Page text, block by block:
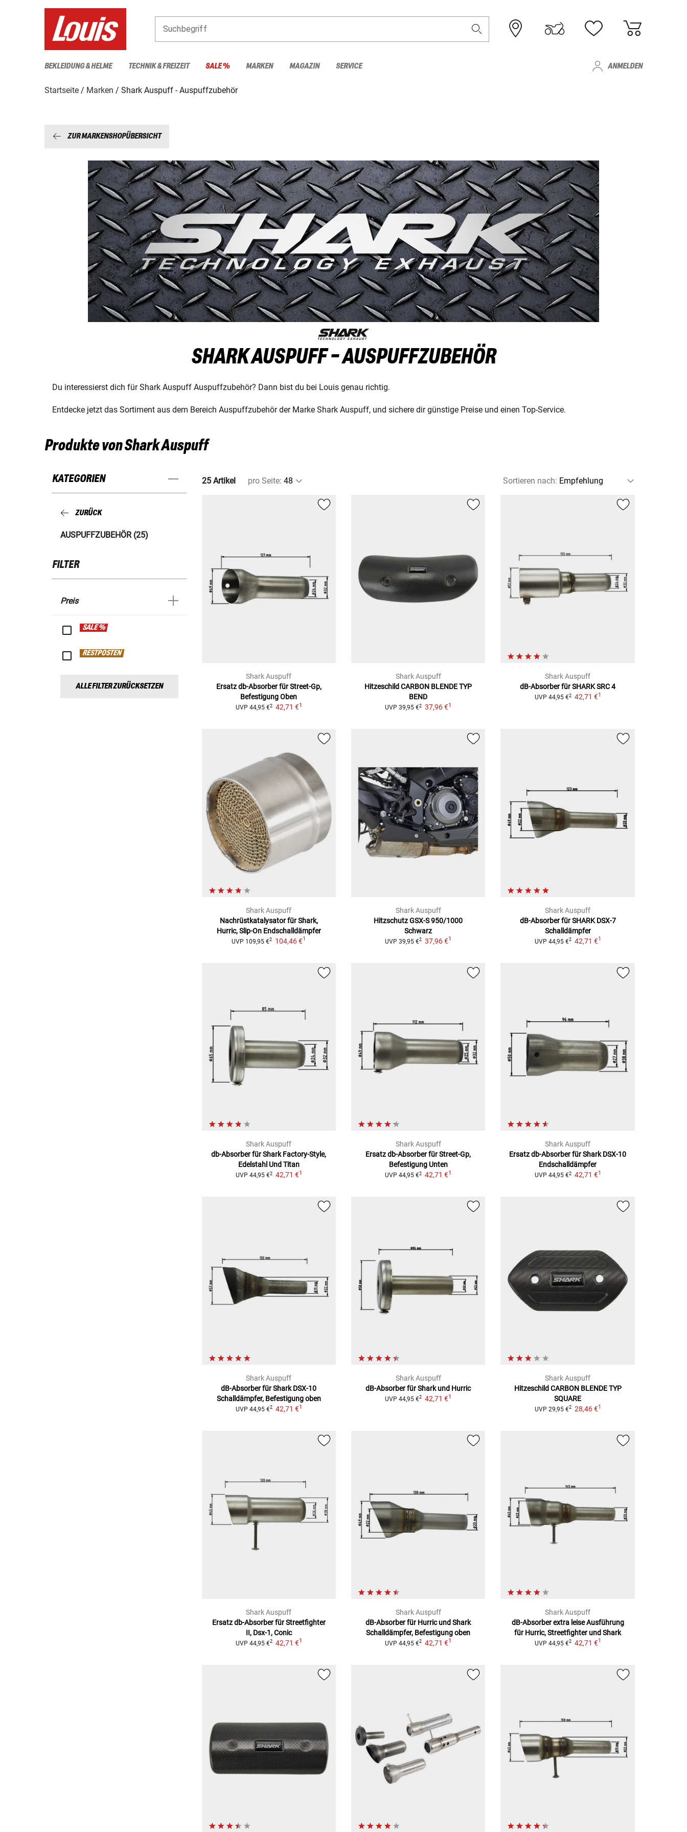
Suchbegriff
BEKLEIDUNG & HELME TECHNIK & FREIZEIT SALE % MARKEN MAGAZIN SERVICE ANMELDEN
Startseite Marken Shark Auspuff - Auspuffzubehör
ZUR MARKENSHOPÜBERSICHT
SHARK AUSPUFF - AUSPUFFZUBEHÖR
Du interessierst dich für Shark Auspuff Auspuffzubehör? Dann bist du bei Louis genau richtig.
Entdecke jetzt das Sortiment aus dem Bereich Auspuffzubehör der Marke Shark Auspuff, und sichere dir günstige Preise und einen Top-Service.
Produkte von Shark Auspuff
KATEGORIEN
ZURÜCK
AUSPUFFZUBEHÖR (25)
FILTER
Preis
SALE %
RESTPOSTEN
ALLE FILTER ZURÜCKSETZEN
25 Artikel pro Seite: Sortieren nach:
Shark Auspuff
Ersatz db-Absorber für Street-Gp,
Befestigung Oben
UVP 44,95 €2 42,71 €1
Shark Auspuff
Hitzeschild CARBON BLENDE TYP
BEND
UVP 39,95 €2 37,96 €1
Shark Auspuff
dB-Absorber für SHARK SRC 4
UVP 44,95 €2 42,71 €1
Shark Auspuff
Nachrüstkatalysator für Shark,
Hurric, Slip-On Endschalldämpfer
UVP 109,95 €2 104,46 €1
Shark Auspuff
Hitzschutz GSX-S 950/1000
Schwarz
UVP 39,95 €2 37,96 €1
Shark Auspuff
dB-Absorber für SHARK DSX-7
Schalldämpfer
UVP 44,95 €2 42,71 €1
Shark Auspuff
db-Absorber für Shark Factory-Style,
Edelstahl Und Titan
UVP 44,95 €2 42,71 €1
Shark Auspuff
Ersatz db-Absorber fürStreet-Gp,
Befestigung Unten
UVP 44,95 €2 42,71 €1
Shark Auspuff
Ersatz db-Absorber für Shark DSX-10
Endschalldämpfer
UVP 44,95 €2 42,71 €1
Shark Auspuff
dB-Absorber für Shark DSX-10
Schalldämpfer, Befestigung oben
UVP 44,95 €2 42,71 €1
Shark Auspuff
dB-Absorber für Shark und Hurric
UVP 44,95 €2 42,71 €1
Shark Auspuff
Hitzeschild CARBON BLENDE TYP
SQUARE
UVP 29,95 €2 28,46 €1
Shark Auspuff
Ersatz db-Absorber für Streetfighter
II, Dsx-1, Conic
UVP 44,95 €2 42,71 €1
Shark Auspuff
dB-Absorber für Hurric und Shark
Schalldämpfer, Befestigung oben
UVP 44,95 €2 42,71 €1
Shark Auspuff
dB-Absorber extra leise Ausführung
für Hurric, Streetfighter und Shark
UVP 44,95 €2 42,71 €1